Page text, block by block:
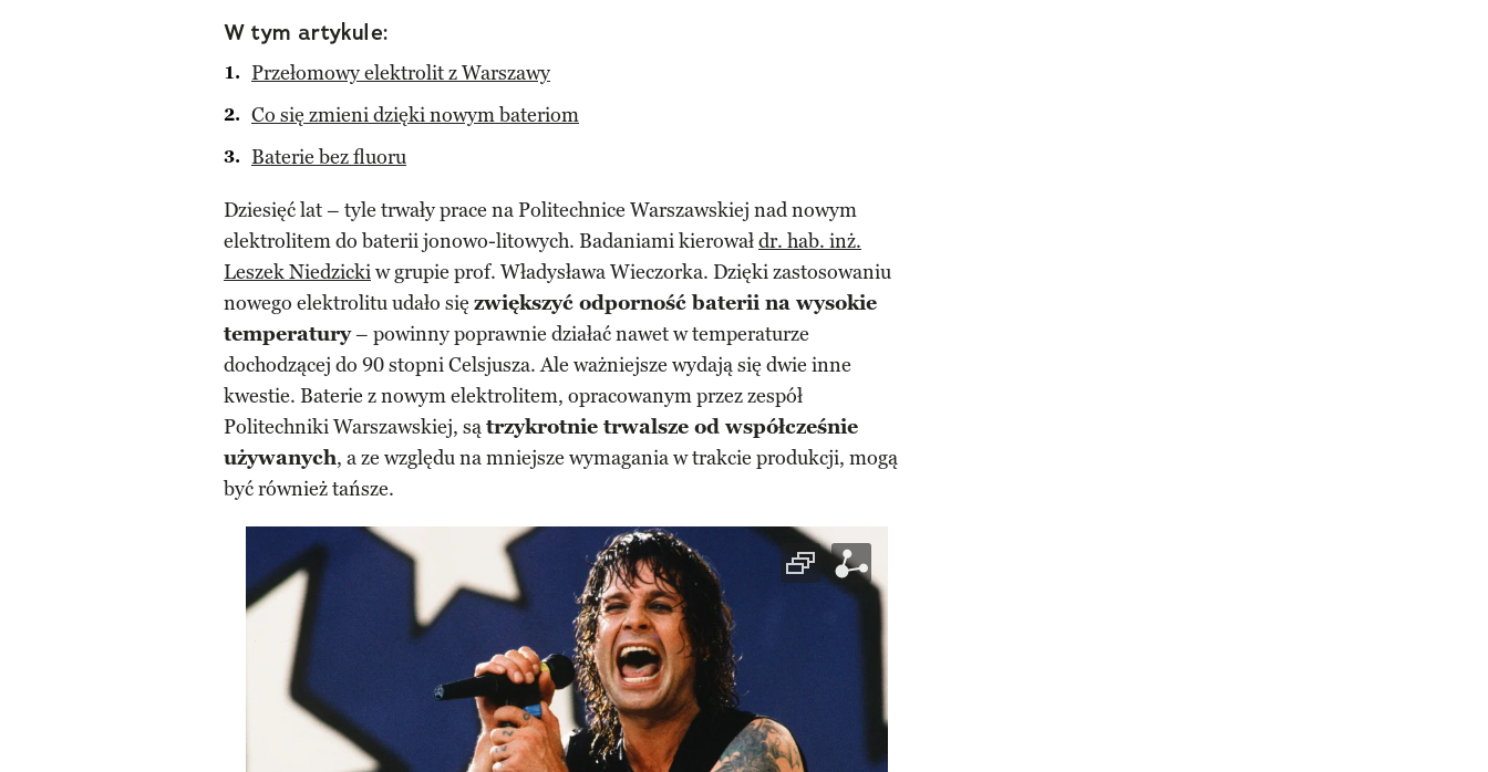
W tym artykule:
Przełomowy elektrolit z Warszawy
Co się zmieni dzięki nowym bateriom
Baterie bez fluoru
Dziesięć lat – tyle trwały prace na Politechnice Warszawskiej nad nowym
elektrolitem do baterii jonowo-litowych. Badaniami kierowałdr. hab. inż.
Leszek Niedzickiw grupie prof. Władysława Wieczorka. Dzięki zastosowaniu
nowego elektrolitu udało się zwiększyć odporność baterii na wysokie
temperatury– powinny poprawnie działać nawet w temperaturze
dochodzącej do 90 stopni Celsjusza. Ale ważniejsze wydają się dwie inne
kwestie. Baterie z nowym elektrolitem, opracowanym przez zespół
Politechniki Warszawskiej, sątrzykrotnie trwalsze od współcześnie
używanych, a ze względu na mniejsze wymagania w trakcie produkcji, mogą
być również tańsze.